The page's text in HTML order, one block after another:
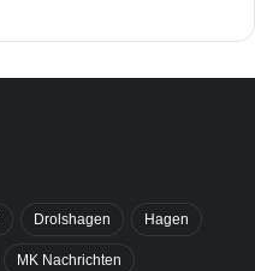
Drolshagen Hagen
MK Nachrichten